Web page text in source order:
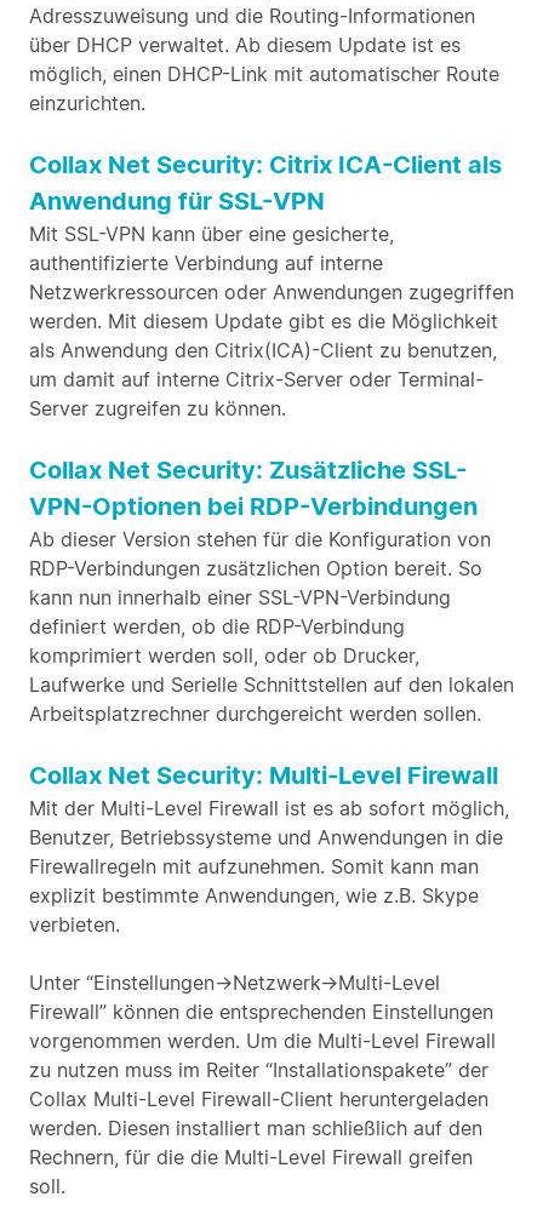
Adresszuweisung und die Routing-Informationen
über DHCP verwaltet. Ab diesem Update ist es
möglich, einen DHCP-Link mit automatischer Route
einzurichten.
Collax Net Security: Citrix ICA-Client als
Anwendung für SSL-VPN
Mit SSL-VPN kann über eine gesicherte,
authentifizierte Verbindung auf interne
Netzwerkressourcen oder Anwendungen zugegriffen
werden. Mit diesem Update gibt es die Möglichkeit
als Anwendung den Citrix(ICA)-Client zu benutzen,
um damit auf interne Citrix-Server oder Terminal-
Server zugreifen zu können.
Collax Net Security: Zusätzliche SSL-
VPN-Optionen bei RDP-Verbindungen
Ab dieser Version stehen für die Konfiguration von
RDP-Verbindungen zusätzlichen Option bereit. So
kann nun innerhalb einer SSL-VPN-Verbindung
definiert werden, ob die RDP-Verbindung
komprimiert werden soll, oder ob Drucker,
Laufwerke und Serielle Schnittstellen auf den lokalen
Arbeitsplatzrechner durchgereicht werden sollen.
Collax Net Security: Multi-Level Firewall
Mit der Multi-Level Firewall ist es ab sofort möglich,
Benutzer, Betriebssysteme und Anwendungen in die
Firewallregeln mit aufzunehmen. Somit kann man
explizit bestimmte Anwendungen, wie z.B. Skype
verbieten.
Unter “Einstellungen->Netzwerk->Multi-Level
Firewall” können die entsprechenden Einstellungen
vorgenommen werden. Um die Multi-Level Firewall
zu nutzen muss im Reiter “Installationspakete” der
Collax Multi-Level Firewall-Client heruntergeladen
werden. Diesen installiert man schließlich auf den
Rechnern, für die die Multi-Level Firewall greifen
soll.